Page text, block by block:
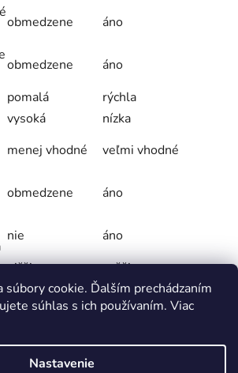
súbory cookie. Ďalším prechádzaním
súhlas s ich používaním. Viac
Nastavenie
obmedzene
áno
obmedzene
áno
pomalá
rýchla
vysoká
nízka
menej vhodné
veľmi vhodné
obmedzene
áno
nie
áno
nižšie vyššie